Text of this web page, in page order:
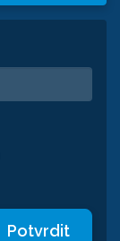
Potvrdit